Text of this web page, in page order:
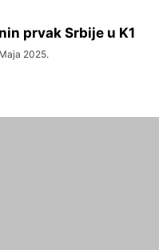
prvak Srbije u K1
2025.